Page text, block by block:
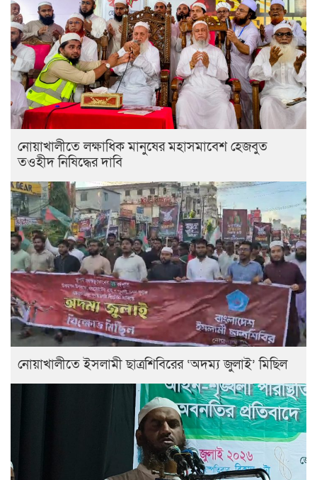
নোয়াখালীতে লক্ষাধিক মানুষের মহাসমাবেশ হেজবুত
তওহীদ নিষিদ্ধের দাবি
নোয়াখালীতে ইসলামী ছাত্রশিবিরের ‘অদম্য জুলাই’ মিছিল